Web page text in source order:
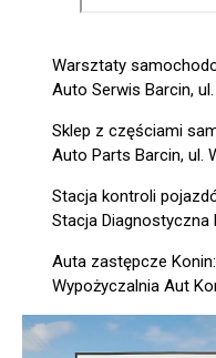
Warsztaty
Auto Serwis Barcin,
Sklep z częściami
Auto Parts Barcin, ul.
Stacja kontroli
Stacja Diagnostyczna
Auta zastępcze Konin:
Wypożyczalnia Aut